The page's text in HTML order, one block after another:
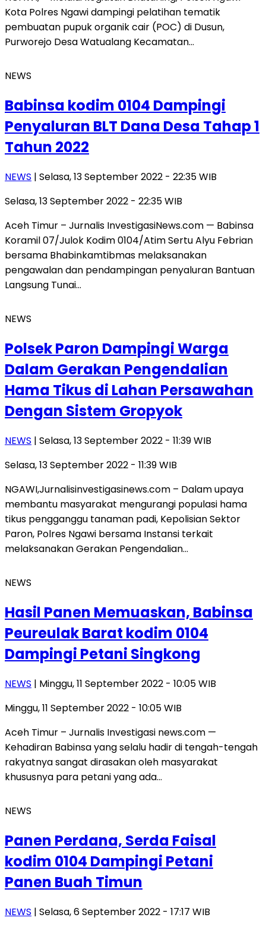
Kota Polres Ngawi dampingi pelatihan tematik
pembuatan pupuk organik cair (POC) di Dusun,
Purworejo Desa Watualang Kecamatan…
NEWS
Babinsa kodim 0104 Dampingi
Penyaluran BLT Dana Desa Tahap 1
Tahun 2022
NEWS | Selasa, 13 September 2022 - 22:35 WIB
Selasa, 13 September 2022 - 22:35 WIB
Aceh Timur – Jurnalis InvestigasiNews.com — Babinsa
Koramil 07/Julok Kodim 0104/Atim Sertu Alyu Febrian
bersama Bhabinkamtibmas melaksanakan
pengawalan dan pendampingan penyaluran Bantuan
Langsung Tunai…
NEWS
Polsek Paron Dampingi Warga
Dalam Gerakan Pengendalian
Hama Tikus di Lahan Persawahan
Dengan Sistem Gropyok
NEWS | Selasa, 13 September 2022 - 11:39 WIB
Selasa, 13 September 2022 - 11:39 WIB
NGAWI,Jurnalisinvestigasinews.com – Dalam upaya
membantu masyarakat mengurangi populasi hama
tikus pengganggu tanaman padi, Kepolisian Sektor
Paron, Polres Ngawi bersama Instansi terkait
melaksanakan Gerakan Pengendalian…
NEWS
Hasil Panen Memuaskan, Babinsa
Peureulak Barat kodim 0104
Dampingi Petani Singkong
NEWS | Minggu, 11 September 2022 - 10:05 WIB
Minggu, 11 September 2022 - 10:05 WIB
Aceh Timur – Jurnalis Investigasi news.com —
Kehadiran Babinsa yang selalu hadir di tengah-tengah
rakyatnya sangat dirasakan oleh masyarakat
khususnya para petani yang ada…
NEWS
Panen Perdana, Serda Faisal
kodim 0104 Dampingi Petani
Panen Buah Timun
NEWS | Selasa, 6 September 2022 - 17:17 WIB